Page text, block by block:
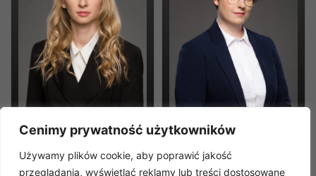
Cenimy prywatność użytkowników
Używamy plików cookie, aby poprawić jakość
przeglądania, wyświetlać reklamy lub treści dostosowane
Julita Szataniak-Kulińska, Dagmara Syska, Asystentka